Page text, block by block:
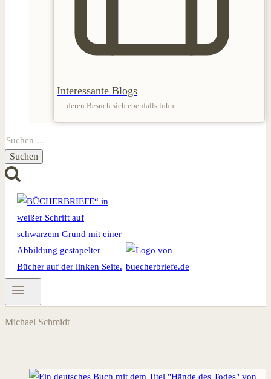
Interessante Blogs
… deren Besuch sich ebenfalls lohnt
Suchen
nach:
Michael Schmidt